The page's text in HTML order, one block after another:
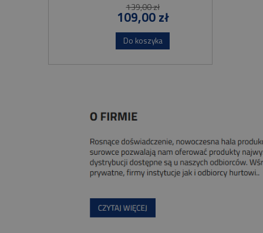
139,00 zł
109,00 zł
Do koszyka